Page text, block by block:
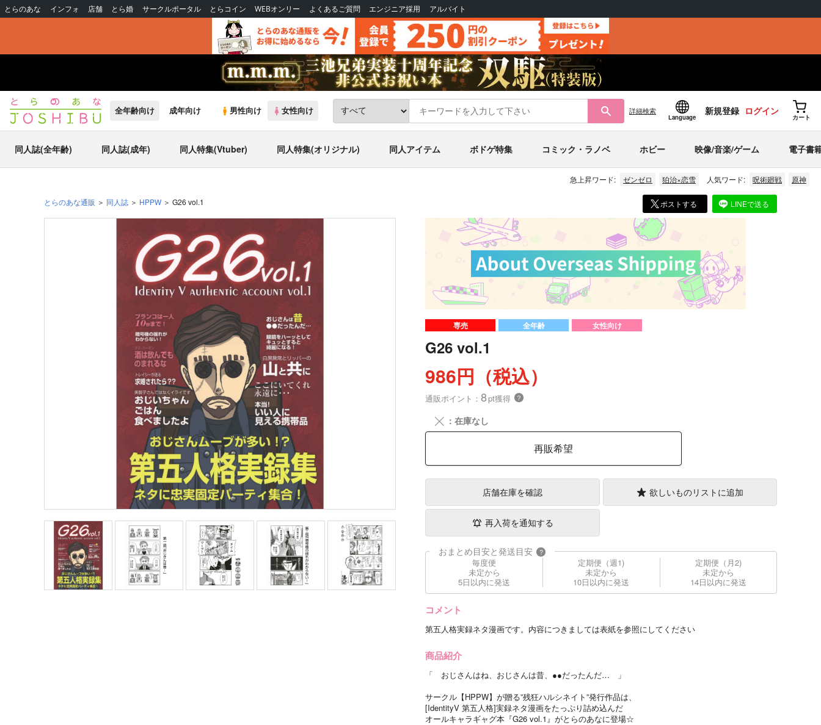
とらのあな インフォ 店舗 とら婚 サークルポータル とらコイン WEBオンリー よくあるご質問 エンジニア採用 アルバイト
全年齢向け 成年向け 男性向け 女性向け 詳細検索
Language
新規登録 ログイン
カート
同人誌(全年齢) 同人誌(成年) 同人特集(Vtuber) 同人特集(オリジナル) 同人アイテム ボドゲ特集 コミック・ラノベ ホビー 映像/音楽/ゲーム 電子書
急上昇ワード: ゼンゼロ 狛治×恋雪 人気ワード: 呪術廻戦 原神
とらのあな通販 同人誌 HPPW G26 vol.1 ポストする LINEで送る
専売 全年齢 女性向け
G26 vol.1
986円（税込）
通販ポイント： 8pt獲得 ？
╳ ：在庫なし
再販希望
店舗在庫を確認 欲しいものリストに追加
再入荷を通知する
おまとめ目安と発送目安 ?
毎度便
未定から
5日以内に発送
定期便（週1)
未定から
10日以内に発送
定期便（月2)
未定から
14日以内に発送
コメント
第五人格実録ネタ漫画です。内容につきましては表紙を参照にしてください
商品紹介
「 おじさんはね、おじさんは昔、●●だったんだ… 」
サークル【HPPW】が贈る”残狂ハルシネイト”発行作品は、
[IdentityV 第五人格]実録ネタ漫画をたっぷり詰め込んだ
オールキャラギャグ本『G26 vol.1』がとらのあなに登場☆